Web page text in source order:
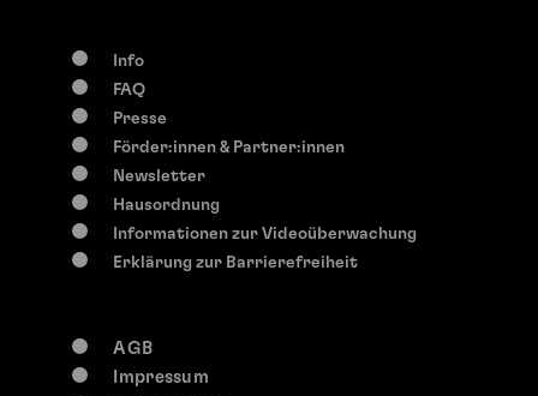
0-117 Jahre
Offene Werkstätten
Offenen Werkstätten
Info
FAQ
Presse
Förder:innen & Partner:innen
Newsletter
Hausordnung
Informationen zur Videoüberwachung
Erklärung zur Barrierefreiheit
AGB
Impressum